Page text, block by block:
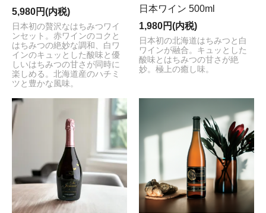
5,980円(内税)
日本初の贅沢なはちみつワイ
ンセット。赤ワインのコクと
はちみつの絶妙な調和、白ワ
インのキュッとした酸味と優
しいはちみつの甘さが同時に
楽しめる。北海道産のハチミ
ツと豊かな風味。
日本ワイン 500ml
1,980円(内税)
日本初の北海道はちみつと白
ワインが融合。キュッとした
酸味とはちみつの甘さが絶
妙。極上の癒し味。